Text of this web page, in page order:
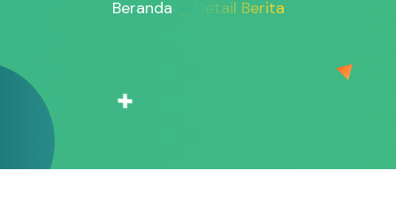
Beranda Detail Berita